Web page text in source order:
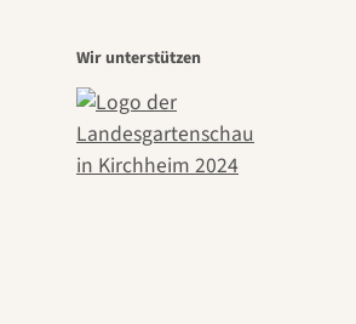
Wir unterstützen